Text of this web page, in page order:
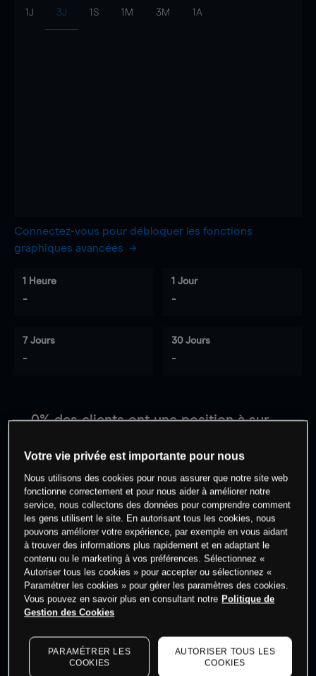
1J 3J 1S 1M 3M 1A
Connectez-vous pour débloquer les fonctions
graphiques avancées
1 Heure
-
1 Jour
-
7 Jours
-
30 Jours
-
0% des clients ont une position àsur
Commencez à trader
Les prix sont indicatifs.Connectez-vouspour voir les
dernières données du marché.
Log in
to see latest
Votre vie privée est importante pour nous
Nous utilisons des cookies pour nous assurer que notre site web
fonctionne correctement et pour nous aider à améliorer notre
service, nous collectons des données pour comprendre comment
les gens utilisent le site. En autorisant tous les cookies, nous
pouvons améliorer votre expérience, par exemple en vous aidant
à trouver des informations plus rapidement et en adaptant le
contenu ou le marketing à vos préférences. Sélectionnez «
Autoriser tous les cookies » pour accepter ou sélectionnez «
Paramétrer les cookies » pour gérer les paramètres des cookies.
Vous pouvez en savoir plus en consultant notre Politique de
Gestion des Cookies
PARAMÉTRER LES
COOKIES
AUTORISER TOUS LES
COOKIES